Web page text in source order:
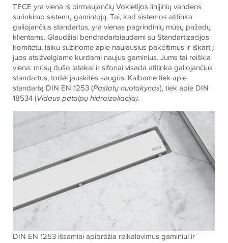
TECE yra viena iš pirmaujančių Vokietijos linijinių vandens
surinkimo sistemų gamintojų. Tai, kad sistemos atitinka
galiojančius standartus, yra vienas pagrindinių mūsų pažadų
klientams. Glaudžiai bendradarbiaudami su Standartizacijos
komitetu, laiku sužinome apie naujausius pakeitimus ir iškart į
juos atsižvelgiame kurdami naujus gaminius. Jums tai reiškia
viena: mūsų dušo latakai ir sifonai visada atitinka galiojančius
standartus, todėl jauskitės saugūs. Kalbame tiek apie
standartą DIN EN 1253 (Pastatų nuotakynas), tiek apie DIN
18534 (Vidaus patalpų hidroizoliacija).
DIN EN 1253 išsamiai apibrėžia reikalavimus gaminiui ir